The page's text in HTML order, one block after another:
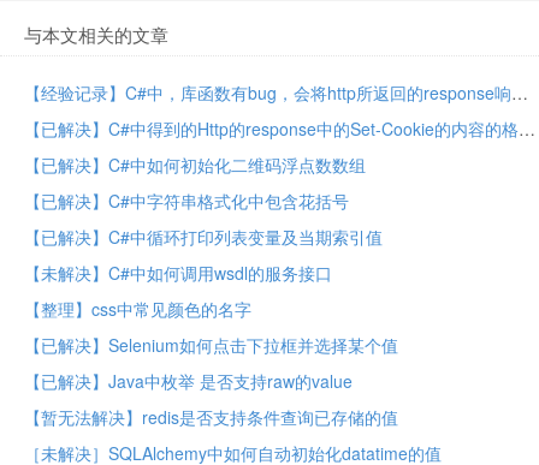
与本文相关的文章
【经验记录】C#中，库函数有bug，会将http所返回的response响应中的headers头信息中的Set-Cookie值，解析错误，丢失部分cookie
【已解决】C#中得到的Http的response中的Set-Cookie的内容的格式不对/错误/不正确 –> 已实现把Set-Cookie部分的字符串解析为CookieCollection
【已解决】C#中如何初始化二维码浮点数数组
【已解决】C#中字符串格式化中包含花括号
【已解决】C#中循环打印列表变量及当期索引值
【未解决】C#中如何调用wsdl的服务接口
【整理】css中常见颜色的名字
【已解决】Selenium如何点击下拉框并选择某个值
【已解决】Java中枚举 是否支持raw的value
【暂无法解决】redis是否支持条件查询已存储的值
［未解决］SQLAlchemy中如何自动初始化datatime的值